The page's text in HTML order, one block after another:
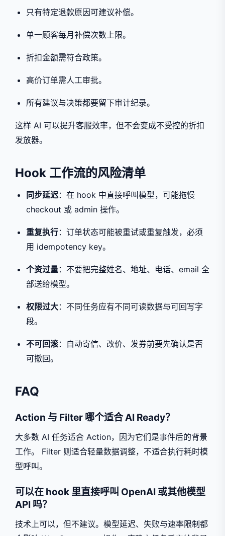
只有特定退款原因可建议补偿。
单一顾客每月补偿次数上限。
折扣金额需符合政策。
高价订单需人工审批。
所有建议与决策都要留下审计纪录。
这样 AI 可以提升客服效率，但不会变成不受控的折扣
发放器。
Hook 工作流的风险清单
同步延迟：在 hook 中直接呼叫模型，可能拖慢
checkout 或 admin 操作。
重复执行：订单状态可能被重试或重复触发，必须
用 idempotency key。
个资过量：不要把完整姓名、地址、电话、email 全
部送给模型。
权限过大：不同任务应有不同可读数据与可回写字
段。
不可回滚：自动寄信、改价、发券前要先确认是否
可撤回。
FAQ
Action 与 Filter 哪个适合 AI Ready？
大多数 AI 任务适合 Action，因为它们是事件后的背景
工作。 Filter 则适合轻量数据调整，不适合执行耗时模
型呼叫。
可以在 hook 里直接呼叫 OpenAI 或其他模型
API 吗？
技术上可以，但不建议。模型延迟、失败与速率限制都